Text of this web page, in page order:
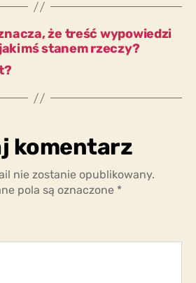
że treść wypowiedzi
stanem rzeczy?
komentarz
nie zostanie opublikowany.
pola są oznaczone *